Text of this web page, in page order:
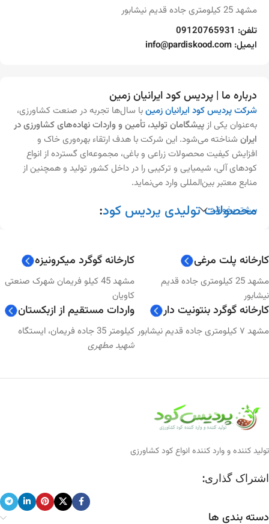
مشهد 25 کیلومتری جاده قدیم نیشابور
تلفن: 09120765931
ایمیل: info@pardiskood.com
درباره ما | پردیس کود ایرانیان زمین
شرکت پردیس کود ایرانیان زمینبا سال‌ها تجربه در صنعت کشاورزی،
به‌عنوان یکی ازپیشگامان تولید، تأمین و واردات نهاده‌های کشاورزی در
ایران شناخته می‌شود. این شرکت با هدف ارتقاء بهره‌وری خاک و
افزایش کیفیت محصولات زراعی و باغی، مجموعه‌ای گسترده از انواع
کودهای آلی، شیمیایی و ترکیبی را در داخل کشور تولید و همچنین از
منابع معتبر بین‌المللی وارد می‌نماید.
محصولات تولیدی پردیس کود:
را تولید می‌کنیم که شامل موارد زیر است:
🔸 کود پلت مرغی 100% خالص
🔸 کود مرغی گرانوله
🔸 کود مرغی مایع
🔸 کود گوگرد مایع
🔸 کود سوپر فسفات ساده
بیشتر بخوانید
کارخانه پلت مرغی
مشهد 25 کیلومتری جاده قدیم
نیشابور
کارخانه گوگرد میکرونیزه
مشهد 45 کیلو فریمان شهرک صنعتی
کاویان
کارخانه گوگرد بنتونیت دار
مشهد ۷ کیلومتری جاده قدیم نیشابور
واردات مستقیم از ازبکستان
کیلومتر 35 جاده فریمان، ایستگاه
شهید مطهری
تولید کننده و وارد کننده انواع کود کشاورزی
اشتراک گذاری:
دسته بندی ها